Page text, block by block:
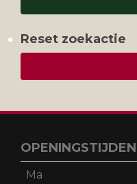
Reset zoekactie
OPENINGSTIJDEN
Ma